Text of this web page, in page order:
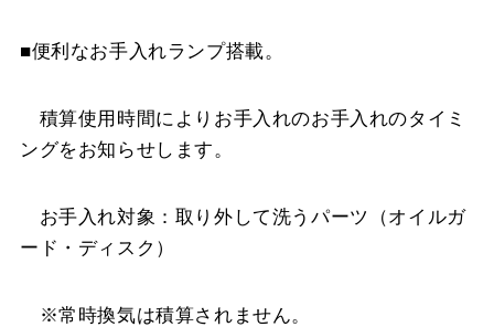
■便利なお手入れランプ搭載。
積算使用時間によりお手入れのお手入れのタイミ
ングをお知らせします。
お手入れ対象：取り外して洗うパーツ（オイルガ
ード・ディスク）
※常時換気は積算されません。